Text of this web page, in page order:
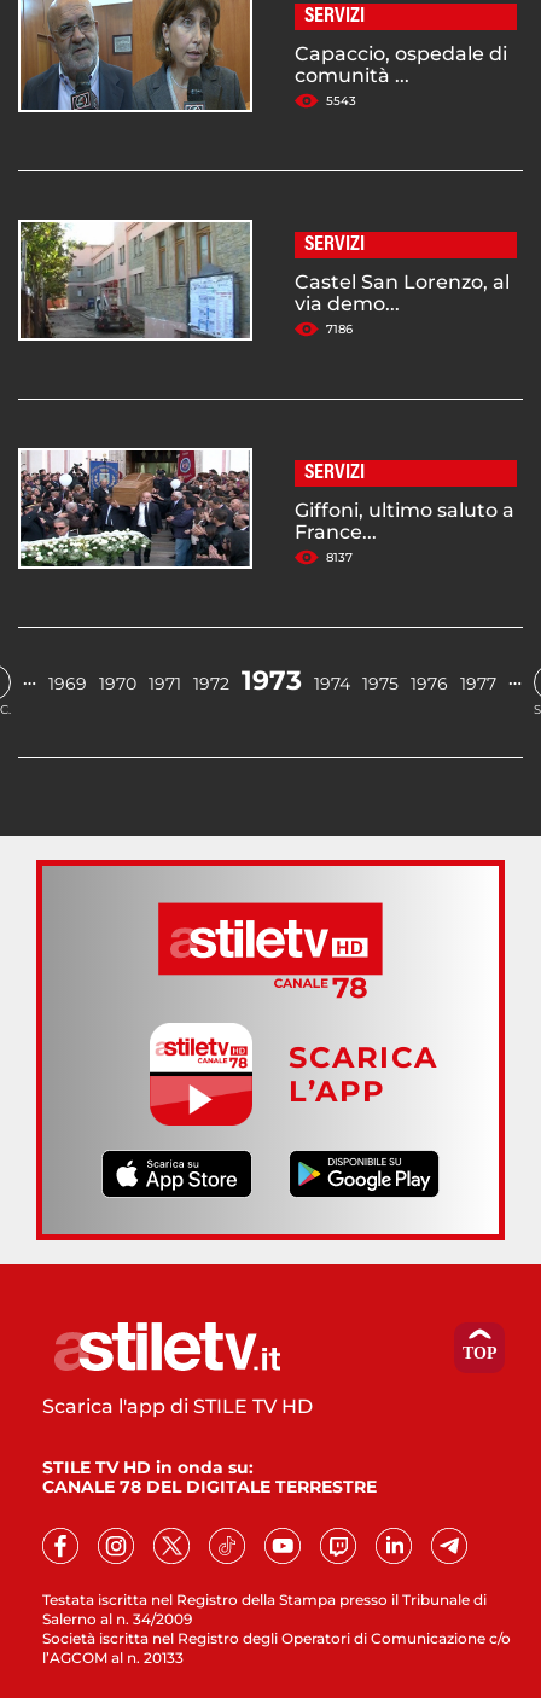
SERVIZI
Capaccio, ospedale di
comunità ...
5543
SERVIZI
Castel San Lorenzo, al
via demo...
7186
SERVIZI
Giffoni, ultimo saluto a
France...
8137
… 1969 1970 1971 1972 1973 1974 1975 1976 1977 …
SCARICA
L’APP
Testata iscritta nel Registro della Stampa presso il Tribunale di
Salerno al n. 34/2009
Società iscritta nel Registro degli Operatori di Comunicazione c/o
l’AGCOM al n. 20133
Scarica l'app di STILE TV HD
STILE TV HD in onda su:
CANALE 78 DEL DIGITALE TERRESTRE